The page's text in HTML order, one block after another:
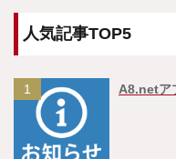
人気記事TOP5
1 A8.netア